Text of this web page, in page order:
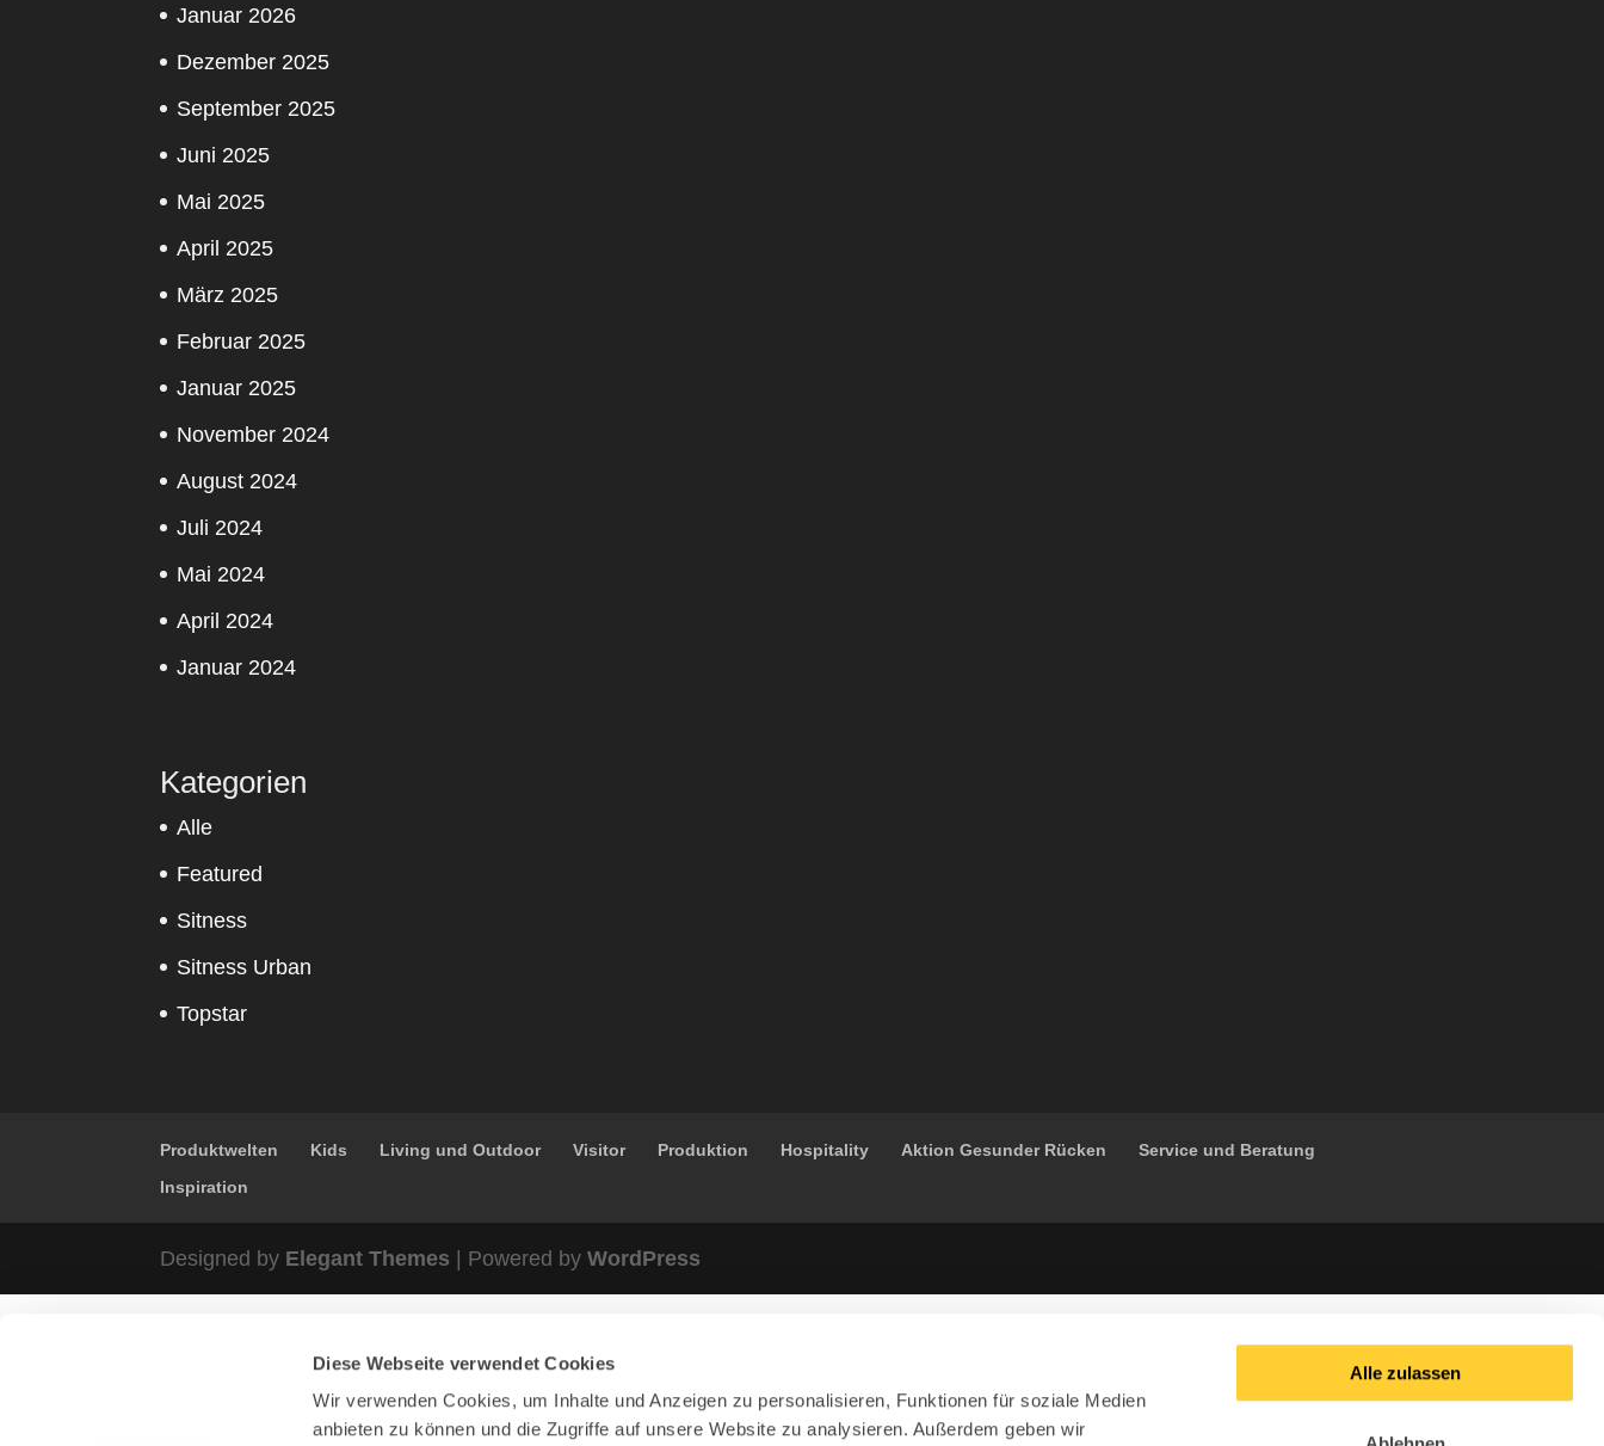
Diese Webseite verwendet Cookies
Wir verwenden Cookies, um Inhalte und Anzeigen zu personalisieren, Funktionen für soziale Medien
anbieten zu können und die Zugriffe auf unsere Website zu analysieren. Außerdem geben wir
Alle zulassen
Januar 2026
Dezember 2025
September 2025
Juni 2025
Mai 2025
April 2025
März 2025
Februar 2025
Januar 2025
November 2024
August 2024
Juli 2024
Mai 2024
April 2024
Januar 2024
Kategorien
Alle
Featured
Sitness
Sitness Urban
Topstar
Produktwelten Kids Living und Outdoor Visitor Produktion Hospitality Aktion Gesunder Rücken
Service und Beratung
Inspiration
Designed by Elegant Themes | Powered byWordPress